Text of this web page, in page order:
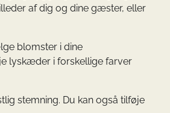
af dig og dine gæster, eller
blomster i dine
lyskæder i forskellige farver
stemning. Du kan også tilføje